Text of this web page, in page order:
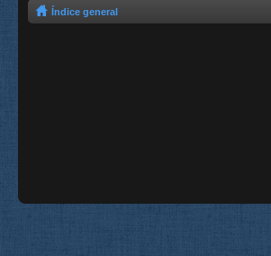
Índice general